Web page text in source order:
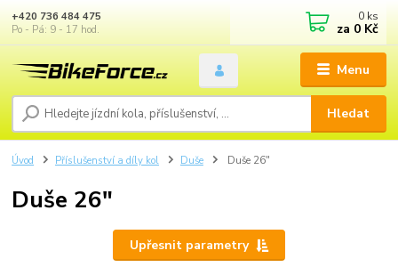
Menu
Hledat
+420 736 484 475
Po - Pá: 9 - 17 hod.
0 ks
za 0 Kč
Úvod Příslušenství a díly kol Duše Duše 26"
Duše 26"
Upřesnit parametry